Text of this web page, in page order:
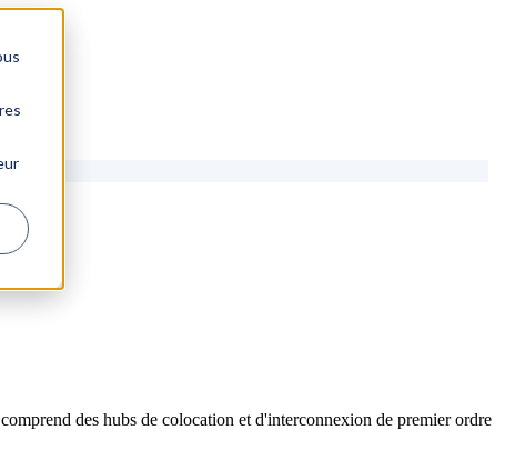
des hubs de colocation et d'interconnexion de premier ordre